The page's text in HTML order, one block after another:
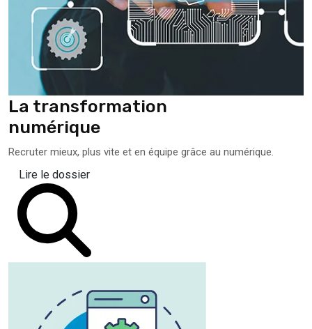
La transformation
numérique
Recruter mieux, plus vite et en équipe grâce au numérique.
Lire le dossier